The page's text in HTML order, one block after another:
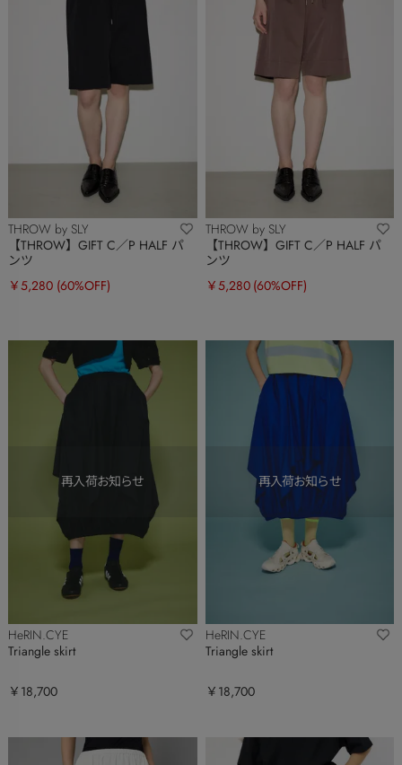
THROW by SLY
【THROW】GIFT C／P HALF パ
ンツ
￥5,280 (60%OFF)
THROW by SLY
【THROW】GIFT C／P HALF パ
ンツ
￥5,280 (60%OFF)
HeRIN.CYE
Triangle skirt
￥18,700
HeRIN.CYE
Triangle skirt
￥18,700